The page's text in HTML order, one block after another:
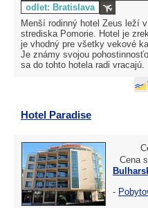
odlet: Bratislava
Menší rodinný hotel Zeus leží
strediska Pomorie. Hotel je
je vhodný pre všetky vekové
Je známy svojou
sa do tohto hotela radi vracajú.
Hotel Paradise
Cena
-